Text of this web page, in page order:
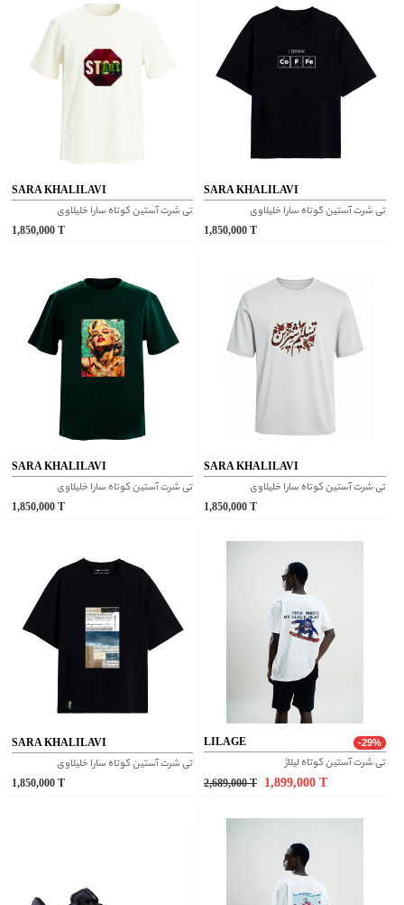
SARA KHALILAVI
تی شرت آستین کوتاه سارا خلیلاوی
1,850,000
SARA KHALILAVI
تی شرت آستین کوتاه سارا خلیلاوی
1,850,000
SARA KHALILAVI
تی شرت آستین کوتاه سارا خلیلاوی
1,850,000
SARA KHALILAVI
تی شرت آستین کوتاه سارا خلیلاوی
1,850,000
SARA KHALILAVI
تی شرت آستین کوتاه سارا خلیلاوی
1,850,000
LILAGE -29%
تی شرت آستین کوتاه لیلاژ
2,689,000 T 1,899,000